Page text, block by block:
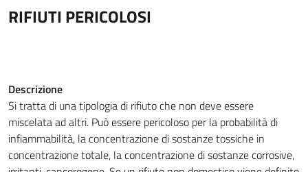
RIFIUTI PERICOLOSI
Descrizione
Si tratta di una tipologia di rifiuto che non deve essere
miscelata ad altri. Può essere pericoloso per la probabilità di
infiammabilità, la concentrazione di sostanze tossiche in
concentrazione totale, la concentrazione di sostanze corrosive,